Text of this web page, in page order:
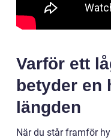
Varför ett
betyder en
längden
När du står framför